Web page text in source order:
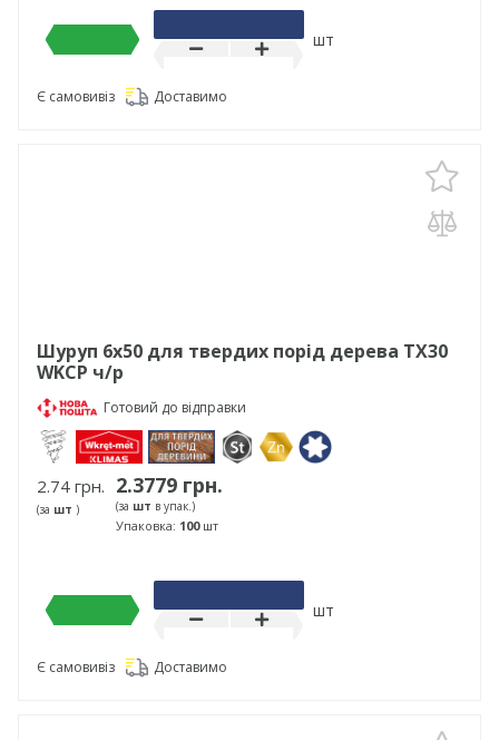
шт
Є самовивіз Доставимо
Шуруп 6х50 для твердих порід дерева TX30
WKCP ч/р
Готовий до відправки
2.74 грн.
(за шт )
2.3779 грн.
(за шт в упак.)
Упаковка: 100шт
шт
Є самовивіз Доставимо